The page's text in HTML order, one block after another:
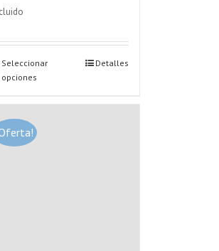
Seleccionar
opciones
Detalles